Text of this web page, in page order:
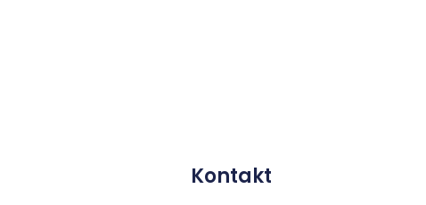
Kontakt